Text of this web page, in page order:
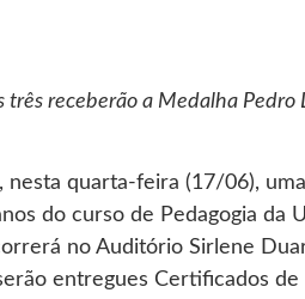
três receberão a Medalha Pedro
quarta-feira (17/06),
do curso de Pedagogia da
no Auditório Sirlene
entregues Certificados